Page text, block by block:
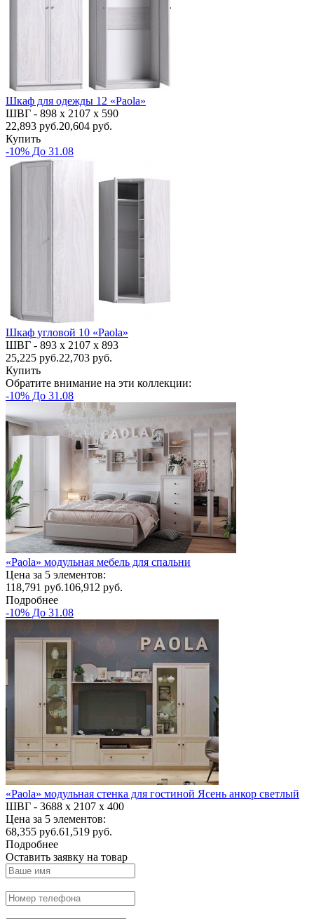
Шкаф для одежды 12 «Paola»
ШВГ - 898 х 2107 х 590
22,893 руб.20,604 руб.
Купить
-10% До 31.08
Шкаф угловой 10 «Paola»
ШВГ - 893 х 2107 х 893
25,225 руб.22,703 руб.
Купить
Обратите внимание на эти коллекции:
-10% До 31.08
«Paola» модульная мебель для спальни
Цена за 5 элементов:
118,791 руб.106,912 руб.
Подробнее
-10% До 31.08
«Paola» модульная стенка для гостиной Ясень анкор светлый
ШВГ - 3688 х 2107 х 400
Цена за 5 элементов:
68,355 руб.61,519 руб.
Подробнее
Оставить заявку на товар